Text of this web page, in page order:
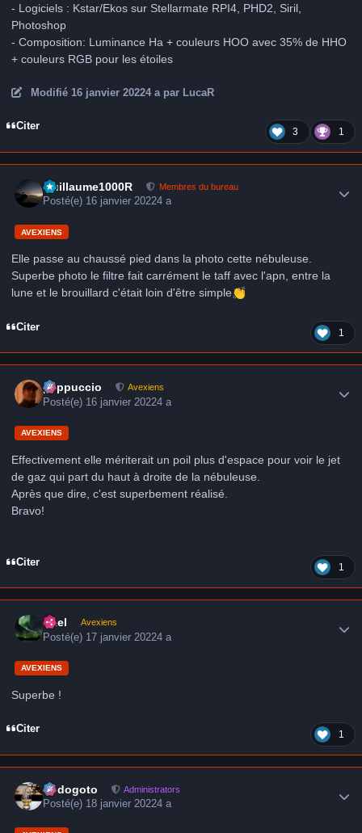
- Logiciels : Kstar/Ekos sur Stellarmate RPI4, PHD2, Siril,
Photoshop
- Composition: Luminance Ha + couleurs HOO avec 35% de HHO
+ couleurs RGB pour les étoiles
Modifié 16 janvier 20224 apar LucaR
Citer 3 1
Guillaume1000R Membres du bureau
Posté(e) 16 janvier 20224 a
AVEXIENS
Elle passe au chaussé pied dans la photo cette nébuleuse.
Superbe photo le filtre fait carrément le taff avec l'apn, entre la
lune et le brouillard c'était loin d'être simple👏
Citer 1
peppuccio Avexiens
Posté(e) 16 janvier 20224 a
AVEXIENS
Effectivement elle mériterait un poil plus d'espace pour voir le jet
de gaz qui part du haut à droite de la nébuleuse.
Après que dire, c'est superbement réalisé.
Bravo!
Citer 1
Axel Avexiens
Posté(e) 17 janvier 20224 a
AVEXIENS
Superbe !
Citer 1
frédogoto Administrators
Posté(e) 18 janvier 20224 a